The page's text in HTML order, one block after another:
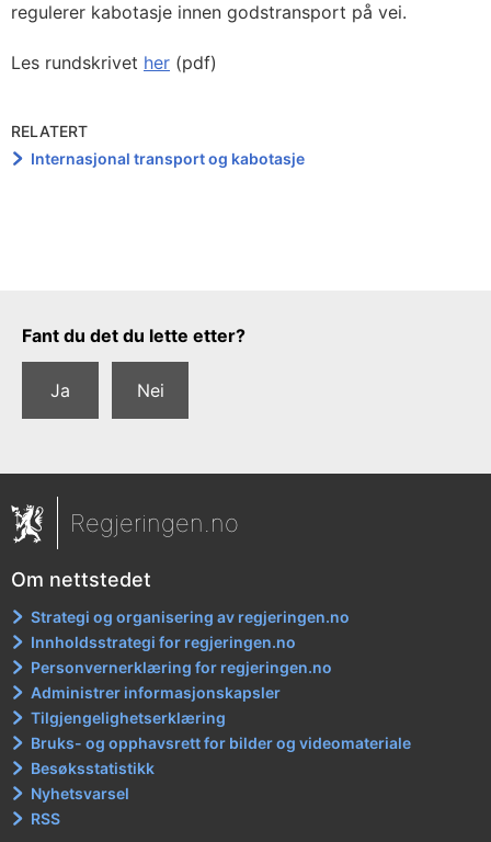
regulerer kabotasje innen godstransport på vei.
Les rundskrivet her (pdf)
RELATERT
Internasjonal transport og kabotasje
Tilbakemeldingsskjema
Fant du det du lette etter?
Ja Nei
Regjeringen.no
Om nettstedet
Strategi og organisering av regjeringen.no
Innholdsstrategi for regjeringen.no
Personvernerklæring for regjeringen.no
Administrer informasjonskapsler
Tilgjengelighetserklæring
Bruks- og opphavsrett for bilder og videomateriale
Besøksstatistikk
Nyhetsvarsel
RSS